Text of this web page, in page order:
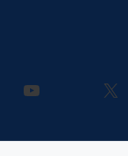
youtube X